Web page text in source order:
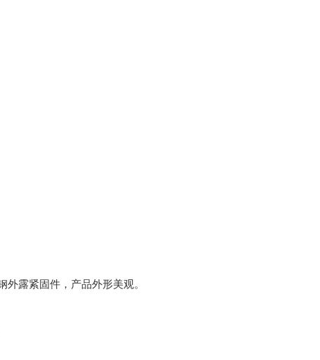
露紧固件，产品外形美观。